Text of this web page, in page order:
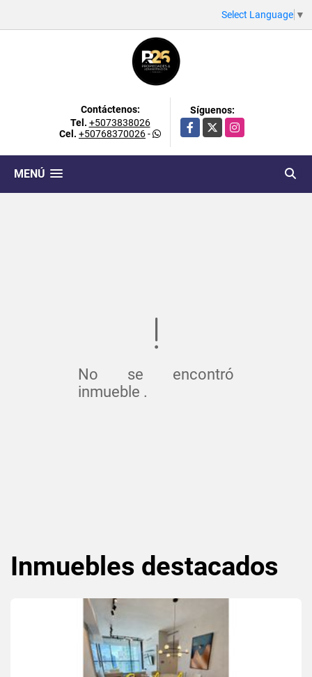
Select Language ▼
Contáctenos:
Tel. +5073838026
Cel. +50768370026-
Síguenos:
Facebook
X Instagram
MENÚ
No se encontró
inmueble .
Inmuebles destacados